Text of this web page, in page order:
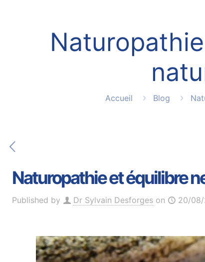
Accueil Blog
Naturopathie et équilibre
Published by Dr Sylvain Desforges on 20/